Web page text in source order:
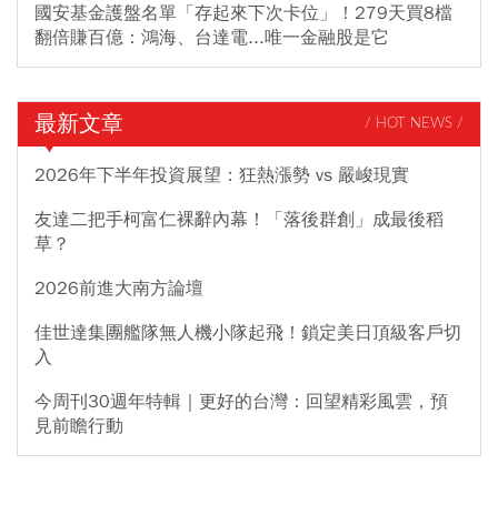
國安基金護盤名單「存起來下次卡位」！279天買8檔
翻倍賺百億：鴻海、台達電...唯一金融股是它
最新文章 / HOT NEWS /
2026年下半年投資展望：狂熱漲勢 vs 嚴峻現實
友達二把手柯富仁裸辭內幕！「落後群創」成最後稻
草？
2026前進大南方論壇
佳世達集團艦隊無人機小隊起飛！鎖定美日頂級客戶切
入
今周刊30週年特輯｜更好的台灣：回望精彩風雲，預
見前瞻行動